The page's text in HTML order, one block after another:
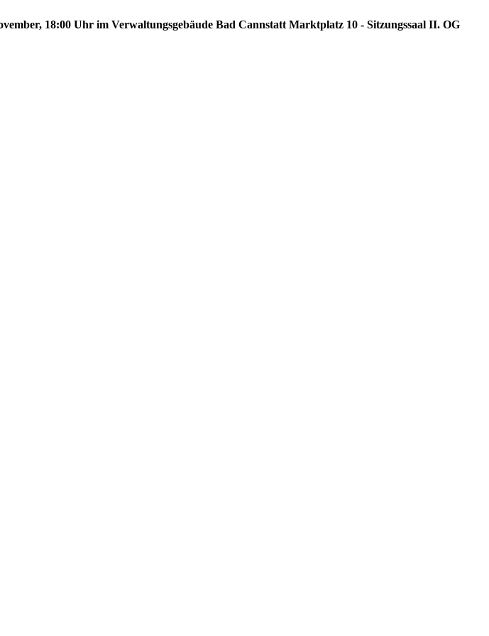
18:00 Uhr im Verwaltungsgebäude Bad Cannstatt Marktplatz 10 - Sitzungssaal II. OG